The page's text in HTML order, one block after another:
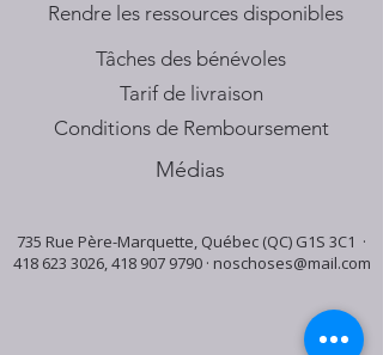
​Rendre les ressources disponibles
Tâches des bénévoles
Tarif de livraison
Conditions de Remboursement
Médias
735 Rue Père-Marquette, Québec (QC) G1S 3C1 ·
418 623 3026,418 907 9790· noschoses@mail.com